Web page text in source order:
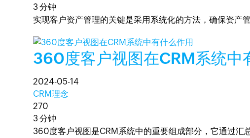
3 分钟
实现客户资产管理的关键是采用系统化的方法，确保资产
360度客户视图在CRM系统中
2024-05-14
CRM理念
270
3 分钟
360度客户视图是CRM系统中的重要组成部分，它通过汇